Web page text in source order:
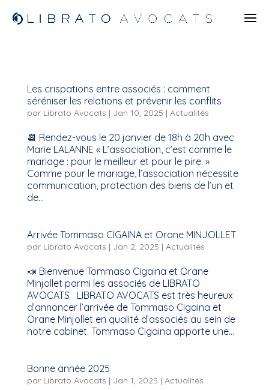
Les crispations entre associés : comment
séréniser les relations et prévenir les conflits
par Librato Avocats | Jan 10, 2025 | Actualités
📆 Rendez-vous le 20 janvier de 18h à 20h avec
Marie LALANNE « L’association, c’est comme le
mariage : pour le meilleur et pour le pire. »
Comme pour le mariage, l’association nécessite
communication, protection des biens de l’un et
de...
Arrivée Tommaso CIGAINA et Orane MINJOLLET
par Librato Avocats | Jan 2, 2025 | Actualités
📣 Bienvenue Tommaso Cigaina et Orane
Minjollet parmi les associés de LIBRATO
AVOCATS LIBRATO AVOCATS est très heureux
d’annoncer l’arrivée de Tommaso Cigaina et
Orane Minjollet en qualité d’associés au sein de
notre cabinet. Tommaso Cigaina apporte une...
Bonne année 2025
par Librato Avocats | Jan 1, 2025 | Actualités